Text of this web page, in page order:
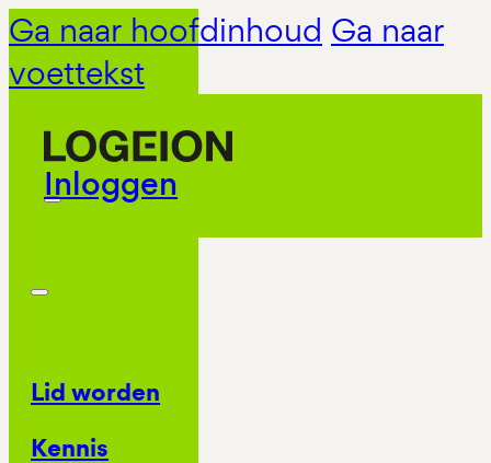
Ga naar hoofdinhoud Ga naar
voettekst
Inloggen
Lid worden
Kennis